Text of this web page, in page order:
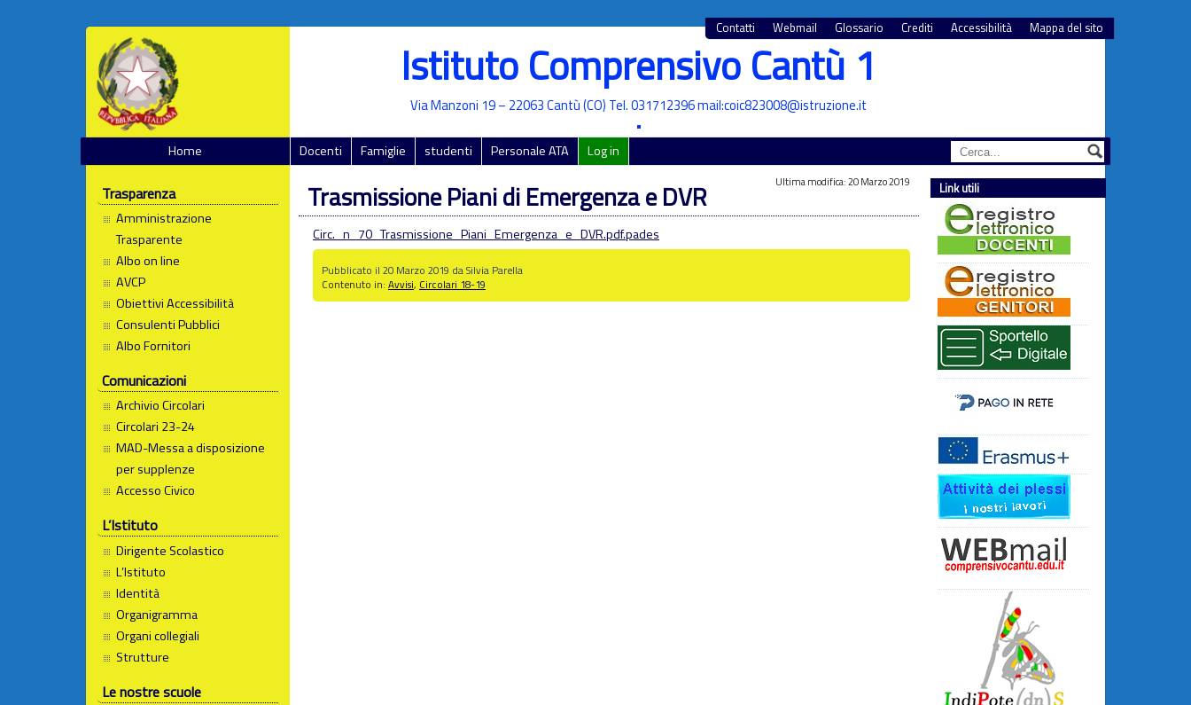
Mappa del sito
Accessibilità
Crediti
Glossario
Webmail
Contatti
Istituto Comprensivo Cantù 1
Via Manzoni 19 – 22063 Cantù (CO) Tel. 031712396 mail:coic823008@istruzione.it
•
Home Docenti Famiglie studenti Personale ATA Log in
Trasparenza
Amministrazione
Trasparente
Albo on line
AVCP
Obiettivi Accessibilità
Consulenti Pubblici
Albo Fornitori
Comunicazioni
Archivio Circolari
Circolari 23-24
MAD-Messa a disposizione
per supplenze
Accesso Civico
L’Istituto
Dirigente Scolastico
L’Istituto
Identità
Organigramma
Organi collegiali
Strutture
Le nostre scuole
Ultima modifica: 20 Marzo 2019
Trasmissione Piani di Emergenza e DVR
Circ._n_70_Trasmissione_Piani_Emergenza_e_DVR.pdf.pades
Pubblicato il 20 Marzo 2019 da Silvia Parella
Contenuto in: Avvisi, Circolari 18-19
Link utili